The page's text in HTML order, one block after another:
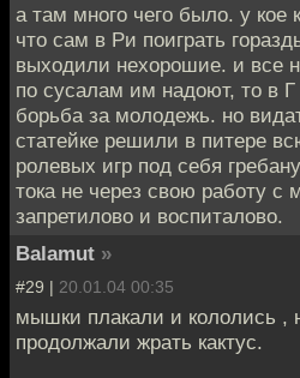
а там много чего было. у кое
что сам в Ри поиграть
выходили нехорошие. и все
по сусалам им надоют, то в Г
борьба за молодежь. но
статейке решили в питере
ролевых игр под себя
тока не через свою работу с
запретилово и воспиталово.
Balamut »
#29 | 20.01.04 00:35
мышки плакали и кололись ,
продолжали жрать кактус.